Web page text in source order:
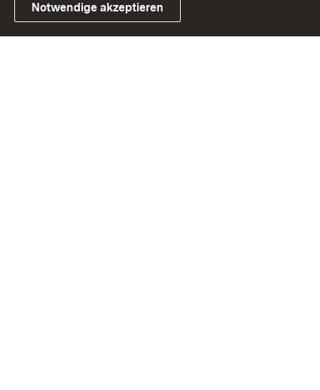
Link zum Landesportal
Notwendige akzeptieren